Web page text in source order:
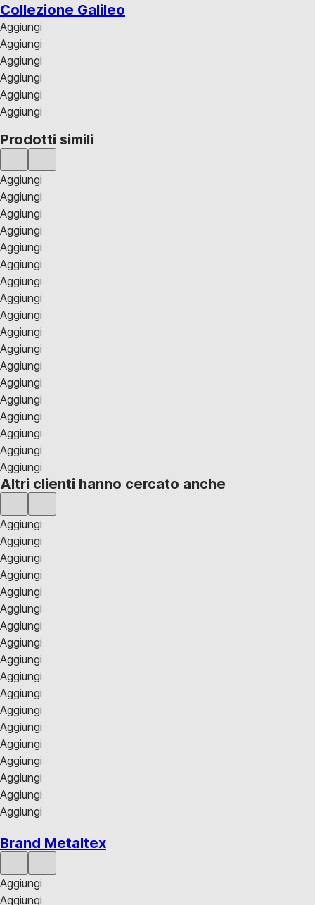
Collezione Galileo
Aggiungi
Aggiungi
Aggiungi
Aggiungi
Aggiungi
Aggiungi
Prodotti simili
Aggiungi
Aggiungi
Aggiungi
Aggiungi
Aggiungi
Aggiungi
Aggiungi
Aggiungi
Aggiungi
Aggiungi
Aggiungi
Aggiungi
Aggiungi
Aggiungi
Aggiungi
Aggiungi
Aggiungi
Aggiungi
Altri clienti hanno cercato anche
Aggiungi
Aggiungi
Aggiungi
Aggiungi
Aggiungi
Aggiungi
Aggiungi
Aggiungi
Aggiungi
Aggiungi
Aggiungi
Aggiungi
Aggiungi
Aggiungi
Aggiungi
Aggiungi
Aggiungi
Aggiungi
Brand Metaltex
Aggiungi
Aggiungi